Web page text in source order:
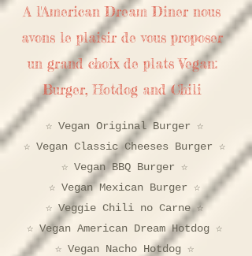
​A l'American Dream Diner nous
avons le plaisir de vous proposer
un grand choix de plats Vegan:
Burger, Hotdog and Chili
​☆ Vegan Original Burger ☆
☆ Vegan Classic Cheeses Burger ☆
☆ Vegan BBQ Burger ☆
☆ Vegan Mexican Burger ☆
☆ Veggie Chili no Carne ☆
☆ Vegan American Dream Hotdog ☆
☆ Vegan Nacho Hotdog ☆